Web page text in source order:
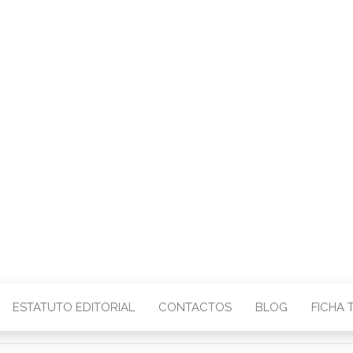
ESTATUTO EDITORIAL CONTACTOS BLOG FICHA